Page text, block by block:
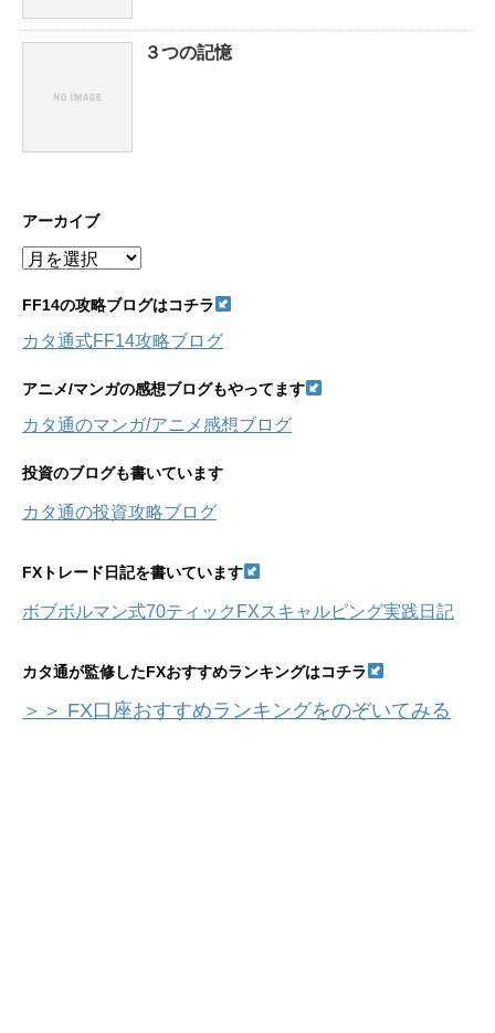
３つの記憶
アーカイブ
ア
カ
ブ
FF14の攻略ブログはコチラ
カタ通式FF14攻略ブログ
アニメ/マンガの感想ブログもやってます
カタ通のマンガ/アニメ感想ブログ
投資のブログも書いています
カタ通の投資攻略ブログ
FXトレード日記を書いています
ボブボルマン式70ティックFXスキャルピング実践日記
カタ通が監修したFXおすすめランキングはコチラ
＞＞ FX口座おすすめランキングをのぞいてみる